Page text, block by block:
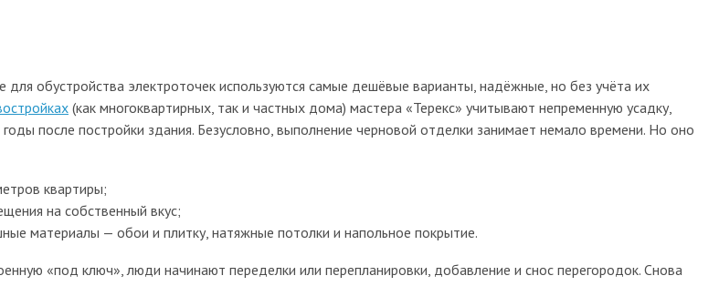
для обустройства электроточек используются самые дешёвые варианты, надёжные, но без учёта их
(как многоквартирных, так и частных дома) мастера «Терекс» учитывают непременную усадку,
после постройки здания. Безусловно, выполнение черновой отделки занимает немало времени. Но оно
квартиры;
на собственный вкус;
материалы — обои и плитку, натяжные потолки и напольное покрытие.
«под ключ», люди начинают переделки или перепланировки, добавление и снос перегородок. Снова